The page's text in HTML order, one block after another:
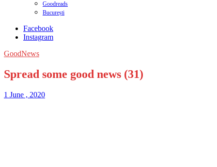
Goodreads
București
Facebook
Instagram
GoodNews
Spread some good news (31)
1 June , 2020